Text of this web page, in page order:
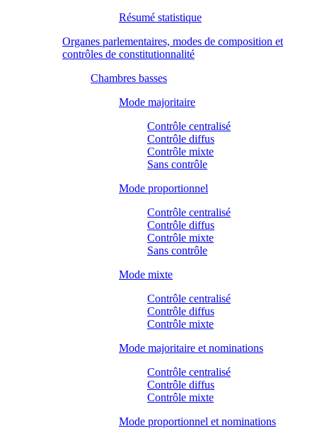
Résumé statistique
Organes parlementaires, modes de composition et
contrôles de constitutionnalité
Chambres basses
Mode majoritaire
Contrôle centralisé
Contrôle diffus
Contrôle mixte
Sans contrôle
Mode proportionnel
Contrôle centralisé
Contrôle diffus
Contrôle mixte
Sans contrôle
Mode mixte
Contrôle centralisé
Contrôle diffus
Contrôle mixte
Mode majoritaire et nominations
Contrôle centralisé
Contrôle diffus
Contrôle mixte
Mode proportionnel et nominations